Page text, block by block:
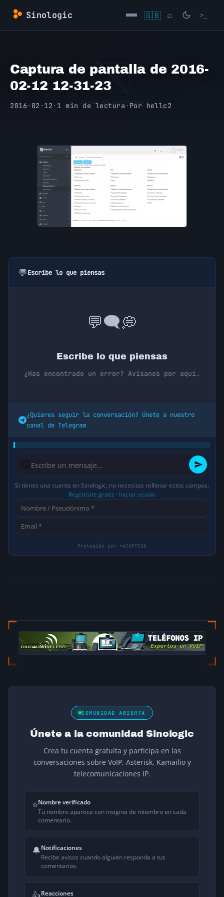
Saltar
contenido
Sinologic 🇬🇧 ⌕ >_
Captura de pantalla de 2016-
02-12 12-31-23
2016-02-12· 1 min de lectura · Por hellc2
💬Escribe lo que piensas
💬🗨️💭
Escribe lo que piensas
¿Has encontrado un error? Avísanos por aquí.
¿Quieres seguir la conversación? Únete a nuestro
canal de Telegram
😊
Si tienes una cuenta en Sinologic, no necesitas rellenar estos campos.
Regístrate gratis · Iniciar sesión
COMUNIDAD ABIERTA
Únete a la comunidad Sinologic
Crea tu cuenta gratuita y participa en las
conversaciones sobre VoIP, Asterisk, Kamailio y
telecomunicaciones IP.
⭐Nombre verificado
Tu nombre aparece con insignia de miembro en cada
comentario.
🔔Notificaciones
Recibe avisos cuando alguien responda a tus
comentarios.
Reacciones